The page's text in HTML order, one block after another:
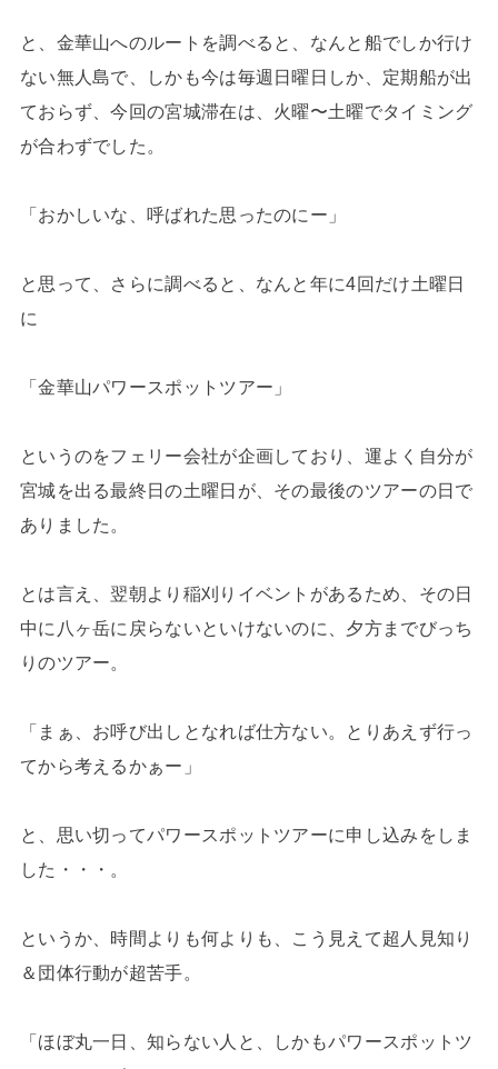
と、金華山へのルートを調べると、なんと船でしか行け
ない無人島で、しかも今は毎週日曜日しか、定期船が出
ておらず、今回の宮城滞在は、火曜〜土曜でタイミング
が合わずでした。
「おかしいな、呼ばれた思ったのにー」
と思って、さらに調べると、なんと年に4回だけ土曜日
に
「金華山パワースポットツアー」
というのをフェリー会社が企画しており、運よく自分が
宮城を出る最終日の土曜日が、その最後のツアーの日で
ありました。
とは言え、翌朝より稲刈りイベントがあるため、その日
中に八ヶ岳に戻らないといけないのに、夕方までびっち
りのツアー。
「まぁ、お呼び出しとなれば仕方ない。とりあえず行っ
てから考えるかぁー」
と、思い切ってパワースポットツアーに申し込みをしま
した・・・。
というか、時間よりも何よりも、こう見えて超人見知り
＆団体行動が超苦手。
「ほぼ丸一日、知らない人と、しかもパワースポットツ